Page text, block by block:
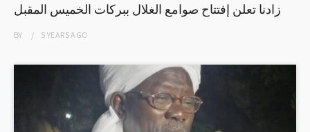
زادنا تعلن إفتتاح صوامع الغلال ببركات الخميس المقبل
BY 5 YEARSAGO